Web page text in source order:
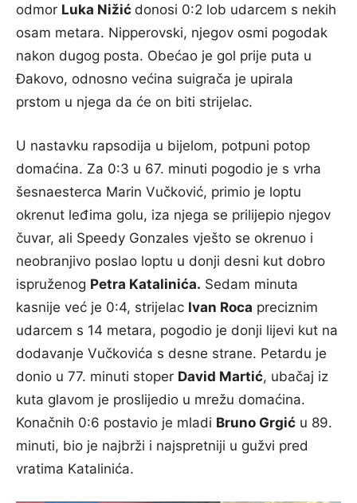
odmor Luka Nižić donosi 0:2 lob udarcem s nekih
osam metara. Nipperovski, njegov osmi pogodak
nakon dugog posta. Obećao je gol prije puta u
Đakovo, odnosno većina suigrača je upirala
prstom u njega da će on biti strijelac.
U nastavku rapsodija u bijelom, potpuni potop
domaćina. Za 0:3 u 67. minuti pogodio je s vrha
šesnaesterca Marin Vučković, primio je loptu
okrenut leđima golu, iza njega se prilijepio njegov
čuvar, ali Speedy Gonzales vješto se okrenuo i
neobranjivo poslao loptu u donji desni kut dobro
ispruženog Petra Katalinića. Sedam minuta
kasnije već je 0:4, strijelac Ivan Roca preciznim
udarcem s 14 metara, pogodio je donji lijevi kut na
dodavanje Vučkovića s desne strane. Petardu je
donio u 77. minuti stoper David Martić, ubačaj iz
kuta glavom je proslijedio u mrežu domaćina.
Konačnih 0:6 postavio je mladi Bruno Grgić u 89.
minuti, bio je najbrži i najspretniji u gužvi pred
vratima Katalinića.